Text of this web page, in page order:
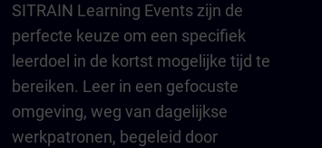
SITRAIN Learning Events zijn de
perfecte keuze om een specifiek
leerdoel in de kortst mogelijke tijd te
bereiken. Leer in een gefocuste
omgeving, weg van dagelijkse
werkpatronen, begeleid door